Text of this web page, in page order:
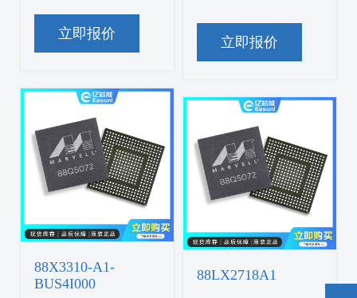
立即报价
立即报价
88X3310-A1-
BUS4I000
88LX2718A1